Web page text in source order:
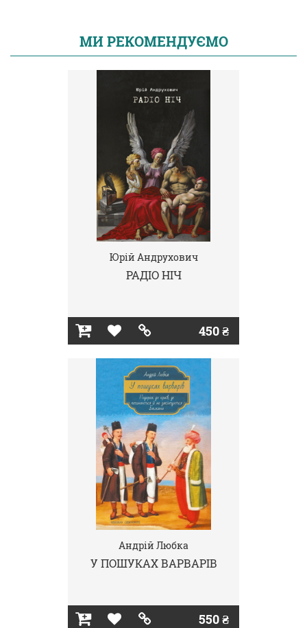
МИ РЕКОМЕНДУЄМО
Юрій Андрухович
РАДІО НІЧ
450 ₴
Андрій Любка
У ПОШУКАХ ВАРВАРІВ
550 ₴